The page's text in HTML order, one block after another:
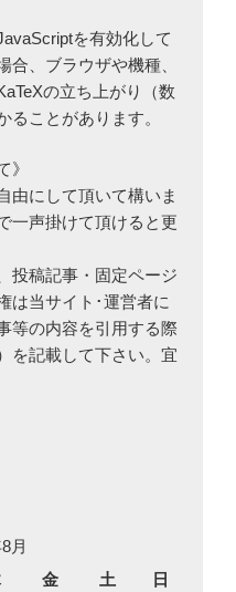
を有効化して
合、ブラウザや機種、
の立ち上がり（数
ることがあります。
》
由にして頂いて構いま
一声掛けて頂けると更
投稿記事・固定ページ
は当サイト･運営者に
等の内容を引用する際
を記載して下さい。宜
月
金 土 日